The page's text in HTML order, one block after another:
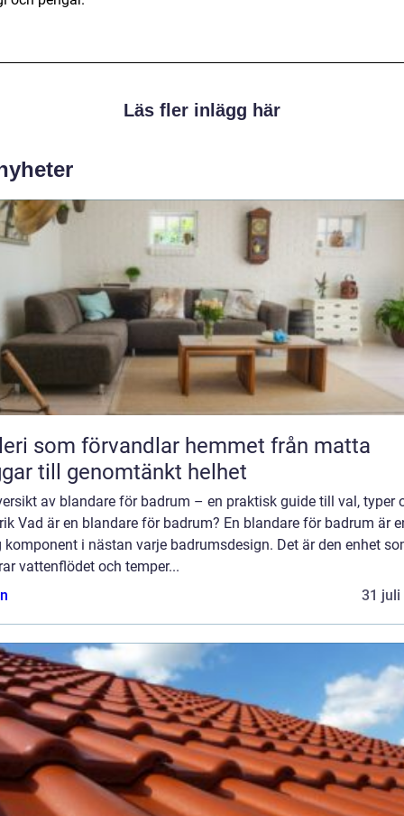
Läs fler inlägg här
som förvandlar hemmet från matta
till genomtänkt helhet
av blandare för badrum – en praktisk guide till val, typer
Vad är en blandare för badrum? En blandare för badrum är
komponent i nästan varje badrumsdesign. Det är den enhet
vattenflödet och temper...
31 juli